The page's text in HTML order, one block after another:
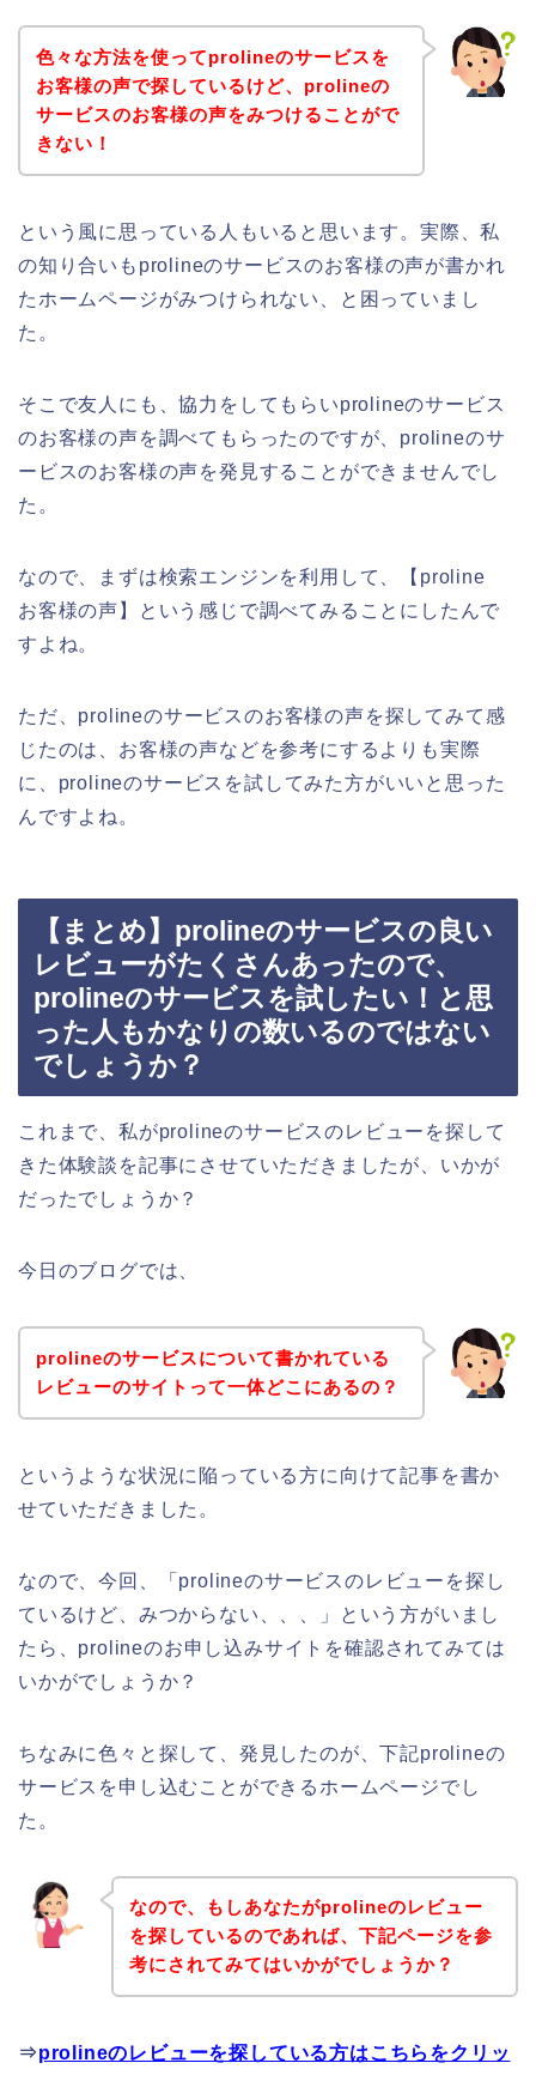
色々な方法を使ってprolineのサービスを
お客様の声で探しているけど、prolineの
サービスのお客様の声をみつけることがで
きない！
という風に思っている人もいると思います。実際、私
の知り合いもprolineのサービスのお客様の声が書かれ
たホームページがみつけられない、と困っていまし
た。
そこで友人にも、協力をしてもらいprolineのサービス
のお客様の声を調べてもらったのですが、prolineのサ
ービスのお客様の声を発見することができませんでし
た。
なので、まずは検索エンジンを利用して、【proline
お客様の声】という感じで調べてみることにしたんで
すよね。
ただ、prolineのサービスのお客様の声を探してみて感
じたのは、お客様の声などを参考にするよりも実際
に、prolineのサービスを試してみた方がいいと思った
んですよね。
【まとめ】prolineのサービスの良い
レビューがたくさんあったので、
prolineのサービスを試したい！と思
った人もかなりの数いるのではない
でしょうか？
これまで、私がprolineのサービスのレビューを探して
きた体験談を記事にさせていただきましたが、いかが
だったでしょうか？
今日のブログでは、
prolineのサービスについて書かれている
レビューのサイトって一体どこにあるの？
というような状況に陥っている方に向けて記事を書か
せていただきました。
なので、今回、「prolineのサービスのレビューを探し
ているけど、みつからない、、、」という方がいまし
たら、prolineのお申し込みサイトを確認されてみては
いかがでしょうか？
ちなみに色々と探して、発見したのが、下記prolineの
サービスを申し込むことができるホームページでし
た。
なので、もしあなたがprolineのレビュー
を探しているのであれば、下記ページを参
考にされてみてはいかがでしょうか？
⇒prolineのレビューを探している方はこちらをクリッ